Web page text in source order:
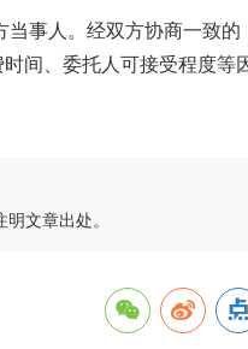
事人。经双方协商一致
间、委托人可接受程度等
文章出处。